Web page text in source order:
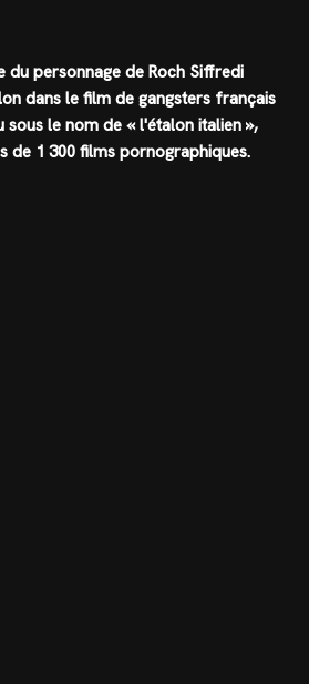
du personnage de Roch Siffredi
dans le film de gangsters français
sous le nom de « l'étalon italien »,
de 1 300 films pornographiques.